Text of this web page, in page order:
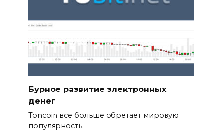
Бурное развитие электронных
денег
Toncoin все больше обретает мировую
популярность.